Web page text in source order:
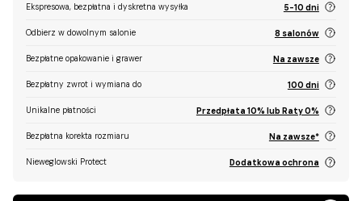
Ekspresowa, bezpłatna i dyskretna wysyłka 5-10 dni
Odbierz w dowolnym salonie 8 salonów
Bezpłatne opakowanie i grawer Na zawsze
Bezpłatny zwrot i wymiana do 100 dni
Unikalne płatności Przedpłata 10% lub Raty 0%
Bezpłatna korekta rozmiaru Na zawsze*
Nieweglowski Protect Dodatkowa ochrona